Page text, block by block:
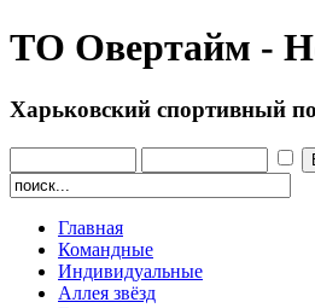
ТО Овертайм -
Харьковский спортивный
Главная
Командные
Индивидуальные
Аллея звёзд